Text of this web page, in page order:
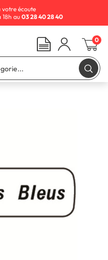
votre écoute
18h au 03 28 40 28 40
0